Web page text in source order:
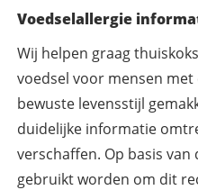
Voedselallergie
Wij helpen graag
voedsel voor mensen
bewuste levensstijl
duidelijke informatie
verschaffen. Op basis
gebruikt worden om dit